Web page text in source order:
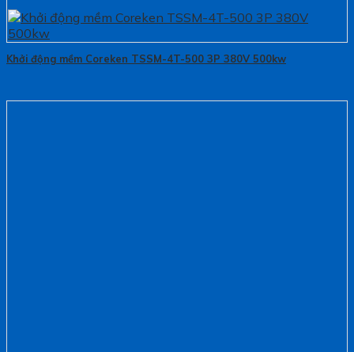
Khởi động mềm Coreken TSSM-4T-500 3P 380V 500kw